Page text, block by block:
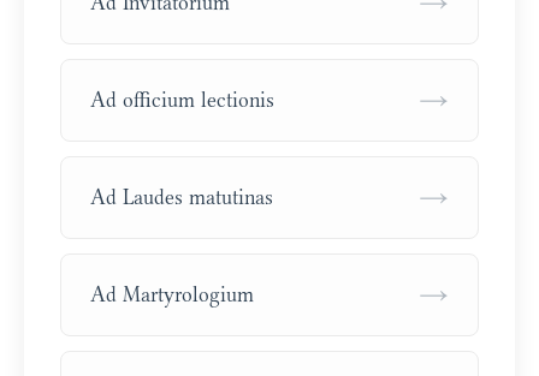
Ad officium lectionis →
Ad Laudes matutinas →
Ad Martyrologium →